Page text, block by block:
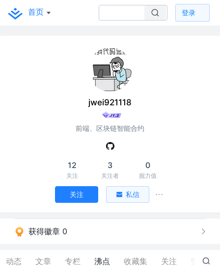
首页 登录
jwei921118
前端、区块链智能合约
12
关注
3
关注者
0
掘力值
关注 私信
获得徽章 0
动态 文章 专栏 沸点 收藏集 关注 21